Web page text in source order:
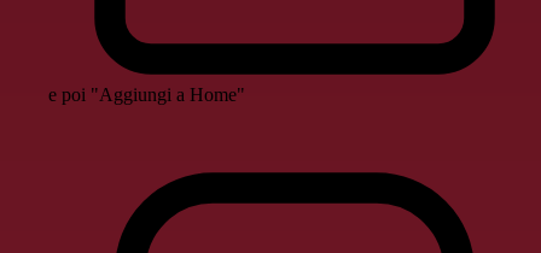
e poi "Aggiungi a Home"